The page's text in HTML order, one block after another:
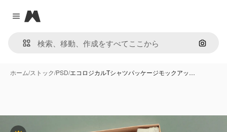
Close menu
Magnific
画像で
ホーム/ストック/PSD/エコロジカルTシャツパッケージモックアッ…